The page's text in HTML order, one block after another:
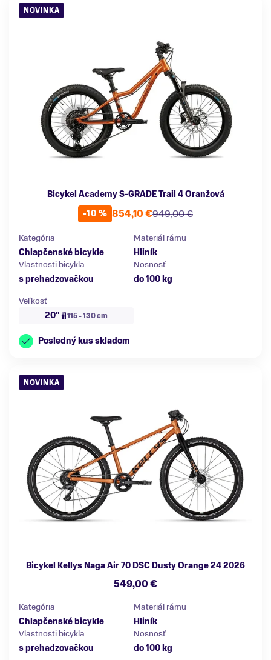
NOVINKA
Bicykel Academy S-GRADE Trail 4 Oranžová
-10 %
949,00 €
854,10 €
Kategória
Chlapčenské bicykle
Materiál rámu
Hliník
Vlastnosti bicykla
s prehadzovačkou
Nosnosť
do 100 kg
Veľkosť
20"
115 - 130 cm
Posledný kus skladom
NOVINKA
Bicykel Kellys Naga Air 70 DSC Dusty Orange 24 2026
549,00 €
Kategória
Chlapčenské bicykle
Materiál rámu
Hliník
Vlastnosti bicykla
s prehadzovačkou
Nosnosť
do 100 kg